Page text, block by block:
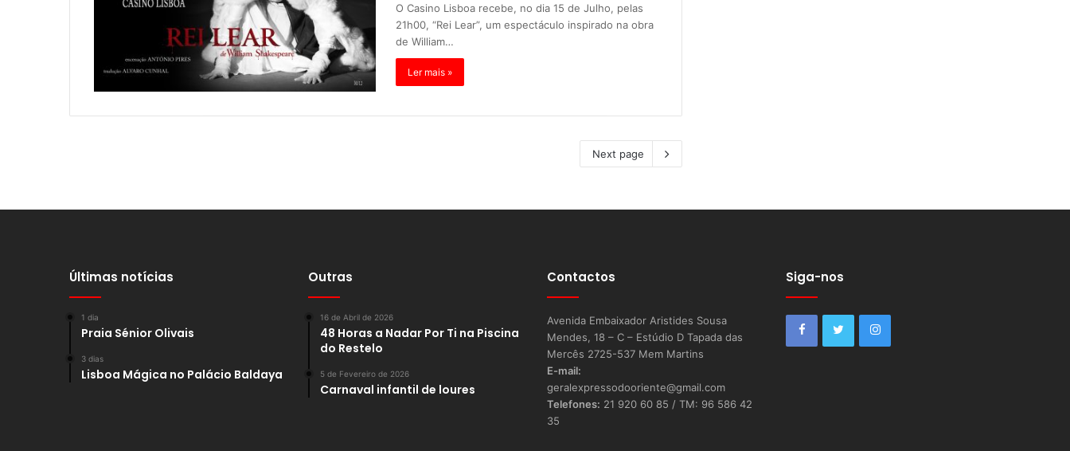
O Casino Lisboa recebe, no dia 15 de Julho, pelas
21h00, “Rei Lear”, um espectáculo inspirado na obra
de William…
Ler mais »
Next page
Últimas notícias
1 dia
Praia Sénior Olivais
3 dias
Lisboa Mágica no Palácio Baldaya
Outras
16 de Abril de 2026
48 Horas a Nadar Por Ti na Piscina
do Restelo
5 de Fevereiro de 2026
Carnaval infantil de loures
Contactos
Avenida Embaixador Aristides Sousa
Mendes, 18 – C – Estúdio D Tapada das
Mercês 2725-537 Mem Martins
E-mail:
geralexpressodooriente@gmail.com
Telefones: 21 920 60 85 / TM: 96 586 42
35
Siga-nos